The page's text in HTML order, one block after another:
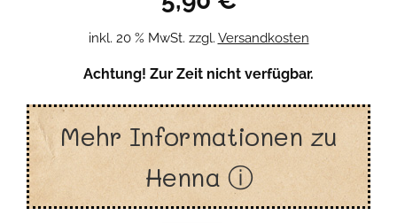
inkl. 20 % MwSt. zzgl. Versandkosten
Achtung! Zur Zeit nicht verfügbar.
Mehr Informationen zu
Henna ⓘ